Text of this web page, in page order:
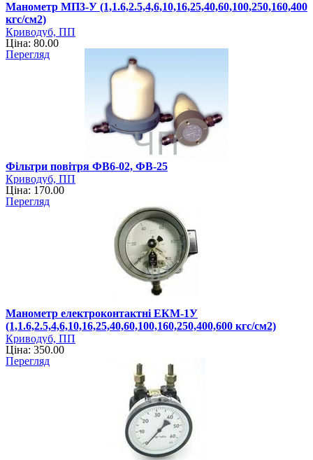
Манометр МП3-У (1,1.6,2.5,4,6,10,16,25,40,60,100,250,160,400
кгс/см2)
Криводуб, ПП
Ціна: 80.00
Перегляд
Фільтри повітря ФВ6-02, ФВ-25
Криводуб, ПП
Ціна: 170.00
Перегляд
Манометр електроконтактні ЕКМ-1У
(1,1.6,2.5,4,6,10,16,25,40,60,100,160,250,400,600 кгс/см2)
Криводуб, ПП
Ціна: 350.00
Перегляд